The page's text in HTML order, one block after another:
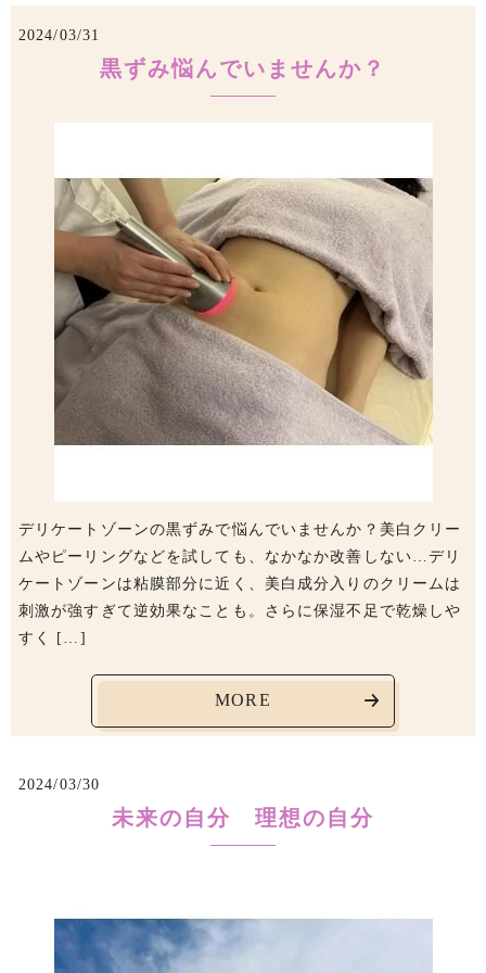
2024/03/31
黒ずみ悩んでいませんか？
デリケートゾーンの黒ずみで悩んでいませんか？美白クリー
ムやピーリングなどを試しても、なかなか改善しない…デリ
ケートゾーンは粘膜部分に近く、美白成分入りのクリームは
刺激が強すぎて逆効果なことも。さらに保湿不足で乾燥しや
すく […]
MORE
2024/03/30
未来の自分 理想の自分